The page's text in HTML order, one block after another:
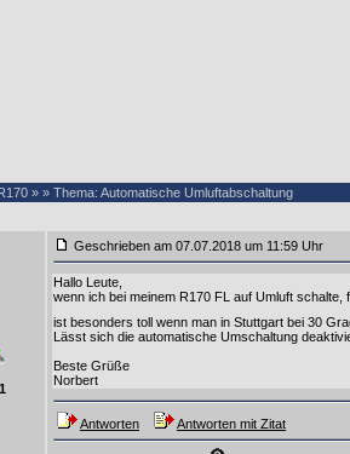
» » Thema: Automatische Umluftabschaltung
Geschrieben am 07.07.2018 um 11:59 Uhr
Hallo Leute,
wenn ich bei meinem R170 FL auf Umluft
ist besonders toll wenn man in Stuttgart bei 30
Lässt sich die automatische Umschaltung
Beste Grüße
Norbert
Antworten Antworten mit Zitat